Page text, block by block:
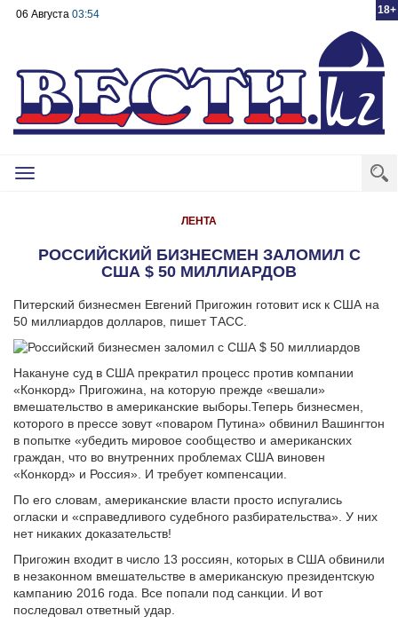
18+
06 Августа 03:54
Toggle
ЛЕНТА
РОССИЙСКИЙ БИЗНЕСМЕН ЗАЛОМИЛ С
США $ 50 МИЛЛИАРДОВ
Питерский бизнесмен Евгений Пригожин готовит иск к США на
50 миллиардов долларов, пишет ТАСС.
Накануне суд в США прекратил процесс против компании
«Конкорд» Пригожина, на которую прежде «вешали»
вмешательство в американские выборы.Теперь бизнесмен,
которого в прессе зовут «поваром Путина» обвинил Вашингтон
в попытке «убедить мировое сообщество и американских
граждан, что во внутренних проблемах США виновен
«Конкорд» и Россия». И требует компенсации.
По его словам, американские власти просто испугались
огласки и «справедливого судебного разбирательства». У них
нет никаких доказательств!
Пригожин входит в число 13 россиян, которых в США обвинили
в незаконном вмешательстве в американскую президентскую
кампанию 2016 года. Все попали под санкции. И вот
последовал ответный удар.